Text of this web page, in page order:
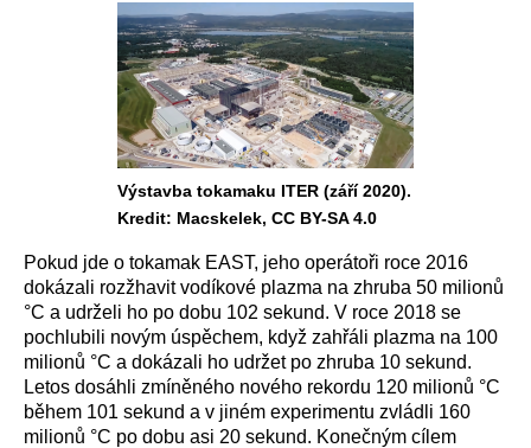
Výstavba tokamaku ITER (září 2020).
Kredit: Macskelek, CC BY-SA 4.0
Pokud jde o tokamak EAST, jeho operátoři roce 2016
dokázali rozžhavit vodíkové plazma na zhruba 50 milionů
°C a udrželi ho po dobu 102 sekund. V roce 2018 se
pochlubili novým úspěchem, když zahřáli plazma na 100
milionů °C a dokázali ho udržet po zhruba 10 sekund.
Letos dosáhli zmíněného nového rekordu 120 milionů °C
během 101 sekund a v jiném experimentu zvládli 160
milionů °C po dobu asi 20 sekund. Konečným cílem